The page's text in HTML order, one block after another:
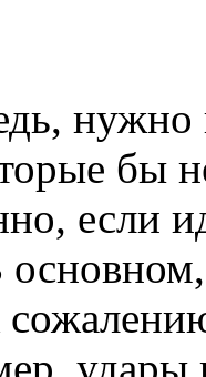
нужно
бы
если
удары